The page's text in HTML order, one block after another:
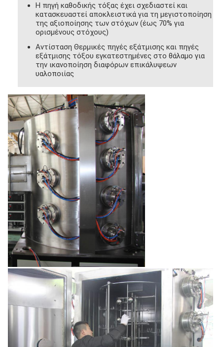
Η πηγή καθοδικής τόξας έχει σχεδιαστεί και
κατασκευαστεί αποκλειστικά για τη μεγιστοποίηση
της αξιοποίησης των στόχων (έως 70% για
ορισμένους στόχους)
Αντίσταση Θερμικές πηγές εξάτμισης και πηγές
εξάτμισης τόξου εγκατεστημένες στο θάλαμο για
την ικανοποίηση διαφόρων επικάλυψεων
υαλοποιίας